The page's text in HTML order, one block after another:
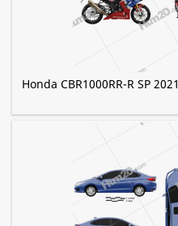
Honda CBR1000RR-R SP 2021